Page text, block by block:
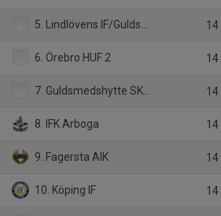
5. Lindlövens IF/Guldsmedshytte SK 14
6. Örebro HUF 2 14
7. Guldsmedshytte SK/Lindlöven tjej 14
8. IFK Arboga 14
9. Fagersta AIK 14
10. Köping IF 14